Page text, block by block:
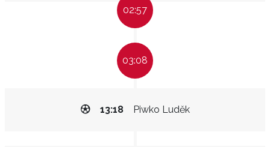
02:57
03:08
Piwko Luděk
13:18